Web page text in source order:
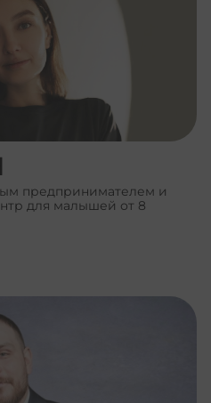
предпринимателем и
для малышей от 8